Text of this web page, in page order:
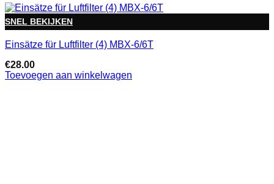
SNEL BEKIJKEN
Einsätze für Luftfilter (4) MBX-6/6T
€28.00
Toevoegen aan winkelwagen